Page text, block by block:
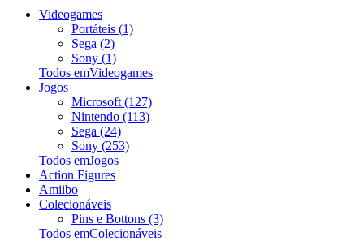
Videogames
Portáteis (1)
Sega (2)
Sony (1)
Todos emVideogames
Jogos
Microsoft (127)
Nintendo (113)
Sega (24)
Sony (253)
Todos emJogos
Action Figures
Amiibo
Colecionáveis
Pins e Bottons (3)
Todos emColecionáveis